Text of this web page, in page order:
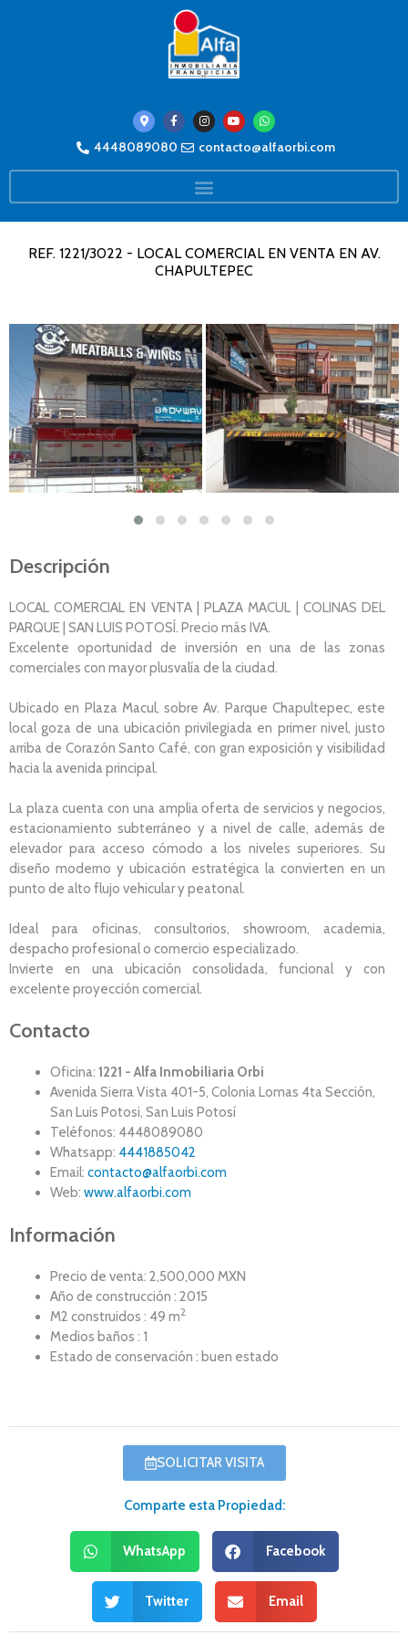
4448089080 contacto@alfaorbi.com
REF. 1221/3022 - LOCAL COMERCIAL EN VENTA EN AV.
CHAPULTEPEC
Descripción
LOCAL COMERCIAL EN VENTA | PLAZA MACUL | COLINAS DEL
PARQUE | SAN LUIS POTOSÍ. Precio más IVA.
Excelente oportunidad de inversión en una de las zonas
comerciales con mayor plusvalía de la ciudad.
Ubicado en Plaza Macul, sobre Av. Parque Chapultepec, este
local goza de una ubicación privilegiada en primer nivel, justo
arriba de Corazón Santo Café, con gran exposición y visibilidad
hacia la avenida principal.
La plaza cuenta con una amplia oferta de servicios y negocios,
estacionamiento subterráneo y a nivel de calle, además de
elevador para acceso cómodo a los niveles superiores. Su
diseño moderno y ubicación estratégica la convierten en un
punto de alto flujo vehicular y peatonal.
Ideal para oficinas, consultorios, showroom, academia,
despacho profesional o comercio especializado.
Invierte en una ubicación consolidada, funcional y con
excelente proyección comercial.
Contacto
Oficina: 1221 - Alfa Inmobiliaria Orbi
Avenida Sierra Vista 401-5, Colonia Lomas 4ta Sección,
San Luis Potosi, San Luis Potosí
Teléfonos: 4448089080
Whatsapp: 4441885042
Email: contacto@alfaorbi.com
Web: www.alfaorbi.com
Información
Precio de venta: 2,500,000 MXN
Año de construcción : 2015
M2 construidos : 49 m2
Medios baños : 1
Estado de conservación : buen estado
SOLICITAR VISITA
Comparte esta Propiedad:
WhatsApp Facebook
Twitter Email